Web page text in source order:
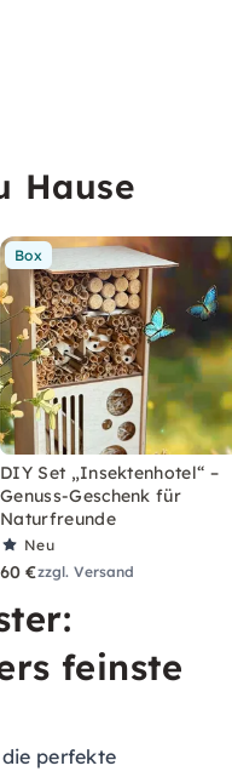
Hause
Box
DIY Set „Insektenhotel“ –
Genuss-Geschenk für
Naturfreunde
Neu
60 €zzgl. Versand
feinste
perfekte